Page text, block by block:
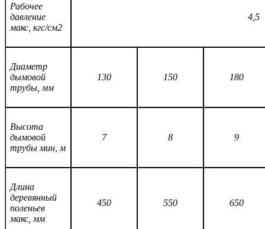
Рабочее
давление
макс, кгс/см2
4,5
Диаметр
дымовой
трубы, мм
130 150 180
Высота
дымовой
трубы мин, м
7 8 9
Длина
деревянный
поленьев
макс, мм
450 550 650